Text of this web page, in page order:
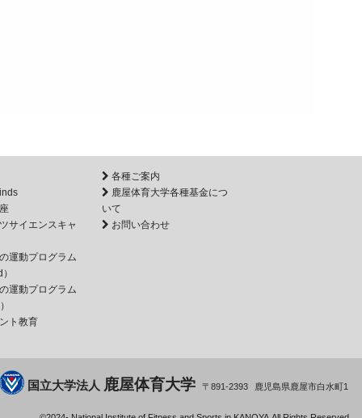
サイエンスキャ
運動プログラム
運動プログラム
ト教育
各種ご案内
鹿屋体育大学各種基金につ
いて
お問い合わせ
国立大学法人 鹿屋体育大学 891-2393 鹿児島県鹿屋市白水町1